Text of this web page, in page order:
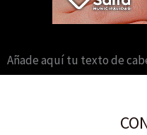
Añade aquí tu texto de